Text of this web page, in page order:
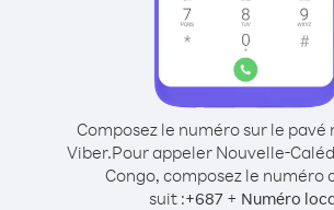
Composez le numéro sur le pavé
Viber.Pour appeler Nouvelle-
Congo, composez le numéro
suit :+687 + Numéro